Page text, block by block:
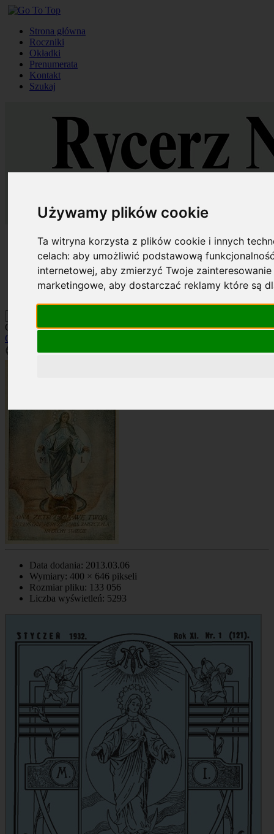
Używamy plików cookie
Ta witryna korzysta z plików cookie i innych
celach:aby umożliwić podstawową
internetowej,aby zmierzyć Twoje
marketingowe,aby dostarczać reklamy które są
Strona główna
Roczniki
Okładki
Prenumerata
Kontakt
Szukaj
Strona główna
Roczniki
Okładki
Prenumerata
Kontakt
Okładka: RN 5/1932
Okładki
Data dodania: 2013.03.06
Wymiary: 400 × 646 pikseli
Rozmiar pliku: 133 056
Liczba wyświetleń: 5293